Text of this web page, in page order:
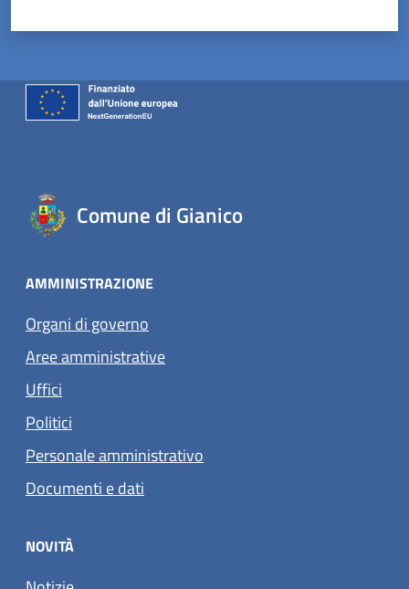
Comune di Gianico
AMMINISTRAZIONE
Organi di governo
Aree amministrative
Uffici
Politici
Personale amministrativo
Documenti e dati
NOVITÀ